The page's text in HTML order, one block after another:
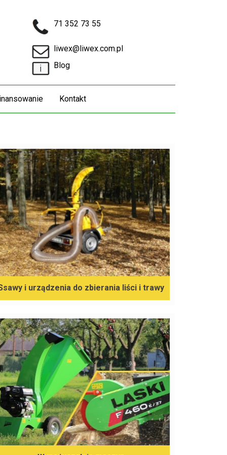
71 352 73 55
liwex@liwex.com.pl
Blog
Kontakt
i urządzenia do zbierania liści i trawy